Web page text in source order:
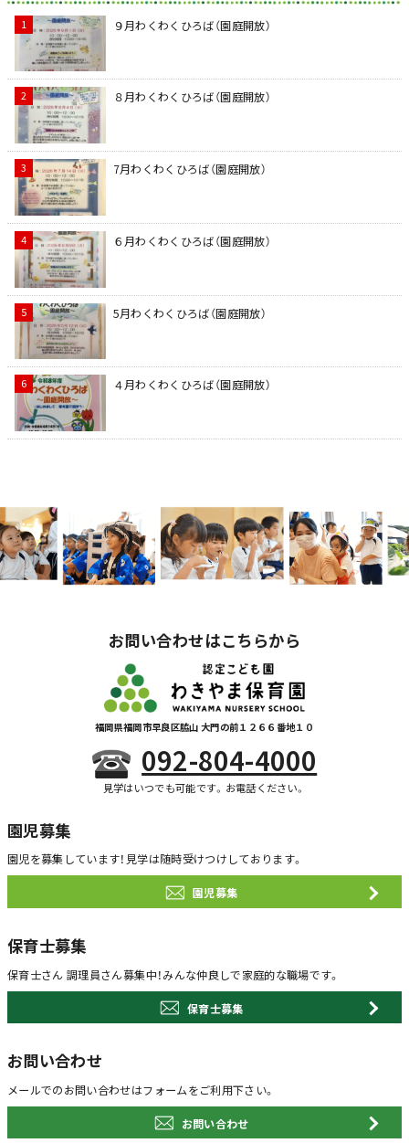
９月わくわくひろば（園庭開放）
８月わくわくひろば（園庭開放）
7月わくわくひろば（園庭開放）
６月わくわくひろば（園庭開放）
5月わくわくひろば（園庭開放）
４月わくわくひろば（園庭開放）
お問い合わせはこちらから
福岡県福岡市早良区脇山 大門の前１２６６番地１０
092-804-4000
見学はいつでも可能です。お電話ください。
園児募集
園児を募集しています！ 見学は随時受けつけしております。
園児募集
保育士募集
保育士さん 調理員さん募集中！みんな仲良しで家庭的な職場です。
保育士募集
お問い合わせ
メールでのお問い合わせはフォームをご利用下さい。
お問い合わせ